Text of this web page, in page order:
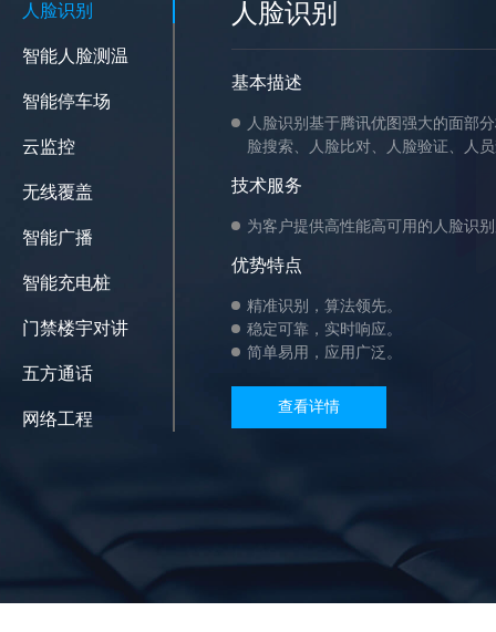
人脸识别
智能人脸测温
智能停车场
云监控
无线覆盖
智能广播
智能充电桩
门禁楼宇对讲
五方通话
网络工程
人脸识别
基本描述
人脸识别基于腾讯优图强大的面部
脸搜索、人脸比对、人脸验证、人
技术服务
为客户提供高性能高可用的人脸识
优势特点
精准识别，算法领先。
稳定可靠，实时响应。
简单易用，应用广泛。
查看详情